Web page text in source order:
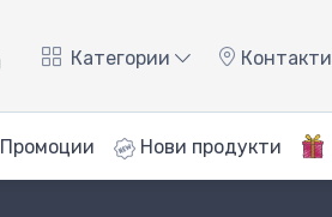
Категории Контакти
Промоции Нови продукти